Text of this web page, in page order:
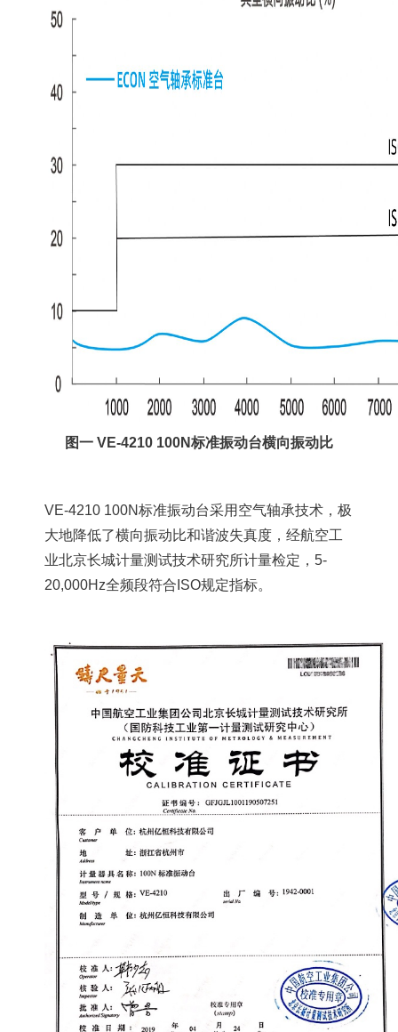
图一 VE-4210 100N标准振动台横向振动比
VE-4210 100N标准振动台采用空气轴承技术，极
大地降低了横向振动比和谐波失真度，经航空工
业北京长城计量测试技术研究所计量检定，5-
20,000Hz全频段符合ISO规定指标。